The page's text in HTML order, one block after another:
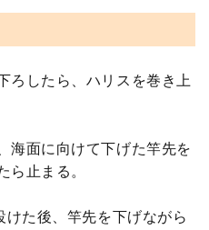
ろしたら、ハリスを巻き上
海面に向けて下げた竿先を
ら止まる。
た後、竿先を下げながら